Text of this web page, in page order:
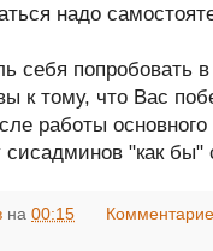
надо
себя попробовать
к тому, что Вас
работы
сисадминов "как бы"
на 00:15